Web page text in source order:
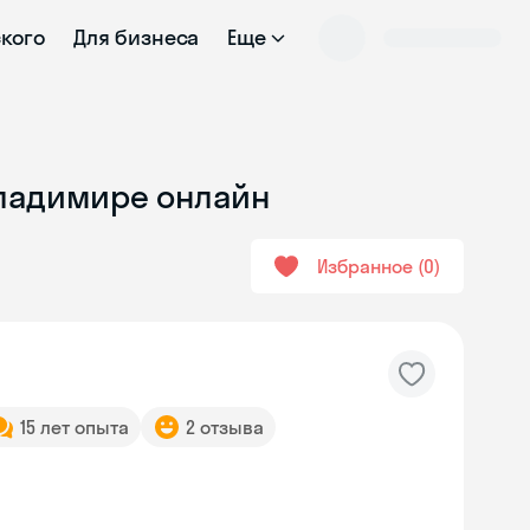
Для бизнеса Еще
онлайн
Избранное 0
15 лет опыта 2 отзыва